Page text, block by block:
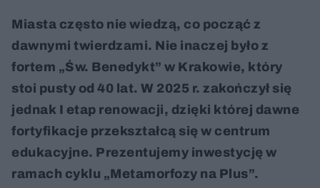
Miasta często nie wiedzą, co począć z
dawnymi twierdzami. Nie inaczej było z
fortem „Św. Benedykt” w Krakowie, który
stoi pusty od 40 lat. W 2025 r. zakończył się
jednak I etap renowacji, dzięki której dawne
fortyfikacje przekształcą się w centrum
edukacyjne. Prezentujemy inwestycję w
ramach cyklu „Metamorfozy na Plus”.